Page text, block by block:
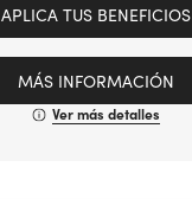
APLICA TUS BENEFICIOS
MÁS INFORMACIÓN
Ver más detalles